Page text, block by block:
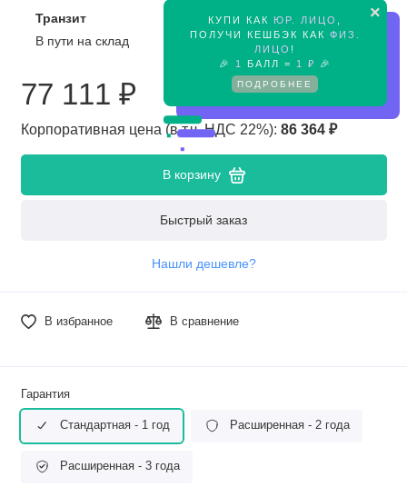
×
КУПИ КАК ЮР. ЛИЦО
ПОЛУЧИ КЕШБЭК КАК ФИЗ.
ЛИЦО !
🎉
1 БАЛЛ = 1 ₽ 🎉
ПОДРОБНЕЕ
Транзит
Предзаказ
В пути на склад
77 111 ₽
Корпоративная цена (в т.ч. НДС 22%): 86 364 ₽
В корзину
Быстрый заказ
Нашли дешевле?
В избранное В сравнение
Гарантия
Стандартная - 1 год Расширенная - 2 года
Расширенная - 3 года